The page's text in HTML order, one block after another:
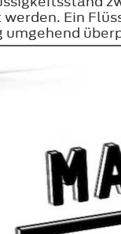
Ein
umgehend